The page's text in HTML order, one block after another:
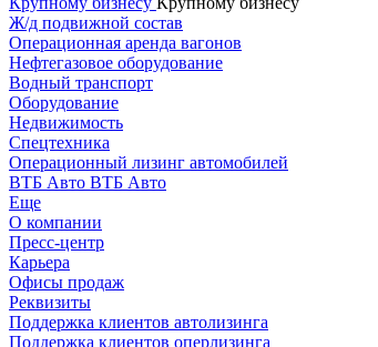
Ж/д подвижной состав
Операционная аренда вагонов
Нефтегазовое оборудование
Водный транспорт
Оборудование
Недвижимость
Спецтехника
Операционный лизинг автомобилей
ВТБ Авто ВТБ Авто
Еще
О компании
Пресс-центр
Карьера
Офисы продаж
Реквизиты
Поддержка клиентов автолизинга
Поддержка клиентов оперлизинга